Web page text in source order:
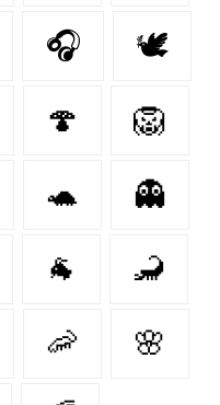
🎧 🕊️
🍄 🦁
🐢 👻
🐐 🦂
🦐 🌸